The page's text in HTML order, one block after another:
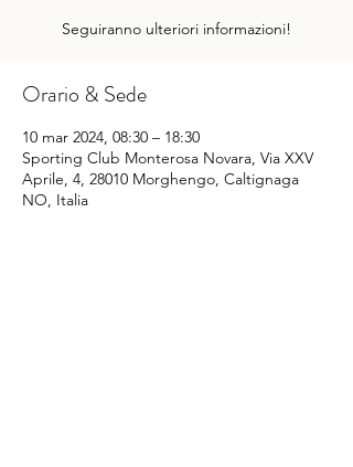
Seguiranno ulteriori informazioni!
Orario & Sede
10 mar 2024, 08:30 – 18:30
Sporting Club Monterosa Novara, Via XXV
Aprile, 4, 28010 Morghengo, Caltignaga
NO, Italia